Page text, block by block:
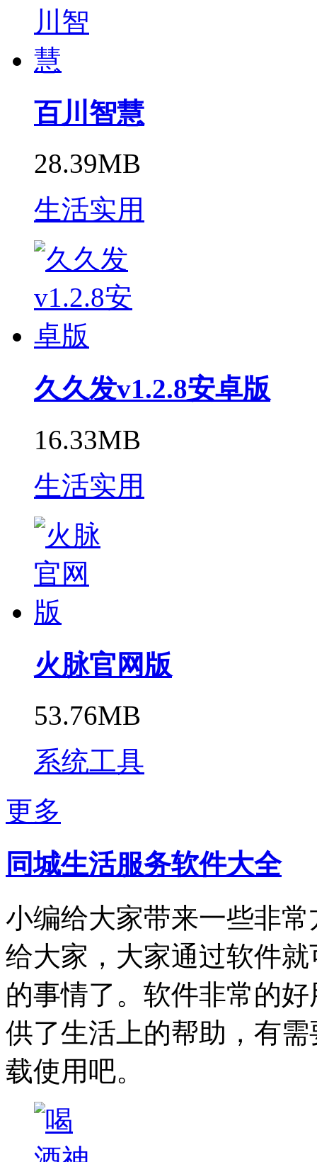
百川智慧
28.39MB
生活实用
久久发v1.2.8安卓版
16.33MB
生活实用
火脉官网版
53.76MB
系统工具
更多
同城生活服务软件大全
小编给大家带来一些非
给大家，大家通过软件
的事情了。软件非常的
供了生活上的帮助，有
载使用吧。